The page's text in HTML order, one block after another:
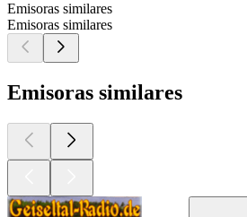
Emisoras similares
Emisoras similares
Emisoras similares